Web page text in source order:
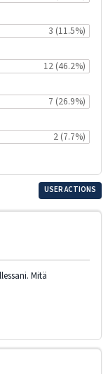
3 (11.5%)
12 (46.2%)
7 (26.9%)
2 (7.7%)
USER ACTIONS
Mitä